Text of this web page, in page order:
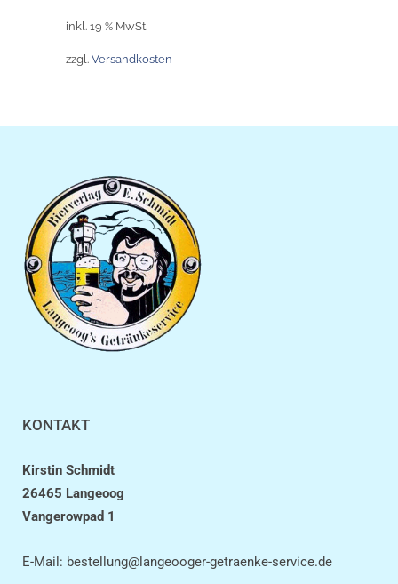
inkl. 19 % MwSt.
zzgl. Versandkosten
KONTAKT
Kirstin Schmidt
26465 Langeoog
Vangerowpad 1
E-Mail: bestellung@langeooger-getraenke-service.de